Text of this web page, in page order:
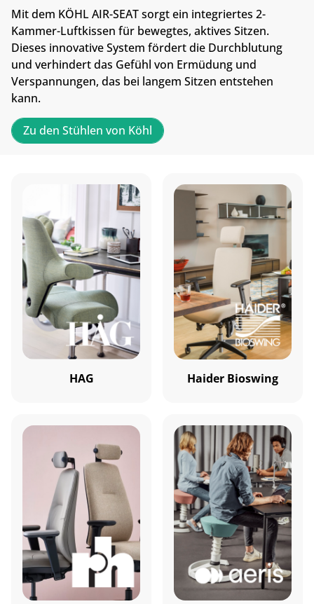
Mit dem KÖHL AIR-SEAT sorgt ein integriertes 2-
Kammer-Luftkissen für bewegtes, aktives Sitzen.
Dieses innovative System fördert die Durchblutung
und verhindert das Gefühl von Ermüdung und
Verspannungen, das bei langem Sitzen entstehen
kann.
Zu den Stühlen von Köhl
HAG Haider Bioswing